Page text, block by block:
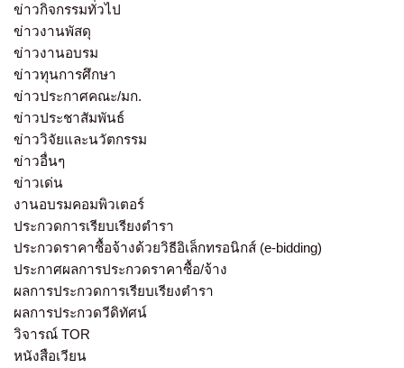
ข่าวกิจกรรมทั่วไป
ข่าวงานพัสดุ
ข่าวงานอบรม
ข่าวทุนการศึกษา
ข่าวประกาศคณะ/มก.
ข่าวประชาสัมพันธ์
ข่าววิจัยและนวัตกรรม
ข่าวอื่นๆ
ข่าวเด่น
งานอบรมคอมพิวเตอร์
ประกวดการเรียบเรียงตำรา
ประกวดราคาซื้อจ้างด้วยวิธีอิเล็กทรอนิกส์ (e-bidding)
ประกาศผลการประกวดราคาซื้อ/จ้าง
ผลการประกวดการเรียบเรียงตำรา
ผลการประกวดวีดิทัศน์
วิจารณ์ TOR
หนังสือเวียน